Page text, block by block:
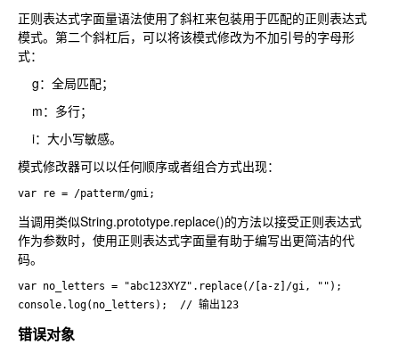
正则表达式字面量语法使用了斜杠来包装用于匹配的正则表达式
模式。第二个斜杠后，可以将该模式修改为不加引号的字母形
式：
g：全局匹配；
m：多行；
i：大小写敏感。
模式修改器可以以任何顺序或者组合方式出现：
var re = /patterm/gmi;
当调用类似String.prototype.replace()的方法以接受正则表达式
作为参数时，使用正则表达式字面量有助于编写出更简洁的代
码。
var no_letters = "abc123XYZ".replace(/[a-z]/gi, "");
console.log(no_letters);  // 输出123
错误对象